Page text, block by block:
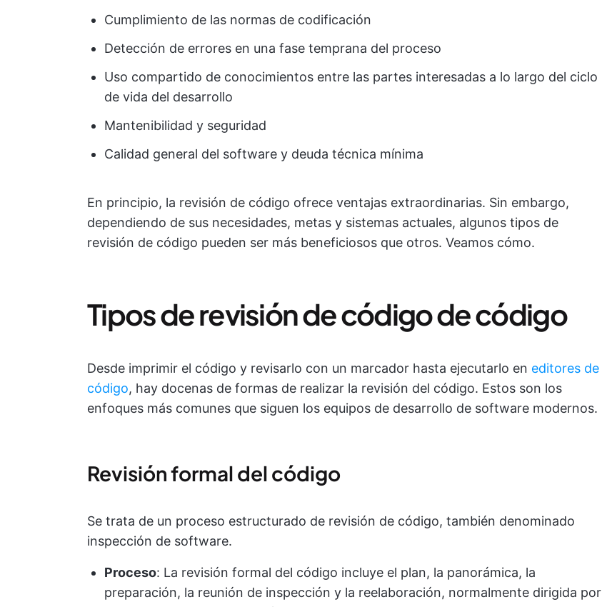
Cumplimiento de las normas de codificación
Detección de errores en una fase temprana del proceso
Uso compartido de conocimientos entre las partes interesadas a lo largo del ciclo
de vida del desarrollo
Mantenibilidad y seguridad
Calidad general del software y deuda técnica mínima
En principio, la revisión de código ofrece ventajas extraordinarias. Sin embargo,
dependiendo de sus necesidades, metas y sistemas actuales, algunos tipos de
revisión de código pueden ser más beneficiosos que otros. Veamos cómo.
Tipos de revisión de código de código
Desde imprimir el código y revisarlo con un marcador hasta ejecutarlo en editores de
código, hay docenas de formas de realizar la revisión del código. Estos son los
enfoques más comunes que siguen los equipos de desarrollo de software modernos.
Revisión formal del código
Se trata de un proceso estructurado de revisión de código, también denominado
inspección de software.
Proceso: La revisión formal del código incluye el plan, la panorámica, la
preparación, la reunión de inspección y la reelaboración, normalmente dirigida por